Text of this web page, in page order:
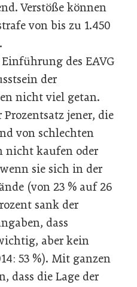
Verstöße können
von bis zu 1.450
des EAVG
der
nicht viel getan.
jener, die
von schlechten
nicht kaufen oder
sie sich in der
(von 23 % auf 26
sank der
dass
aber kein
53 %). Mit ganzen
dass die Lage der